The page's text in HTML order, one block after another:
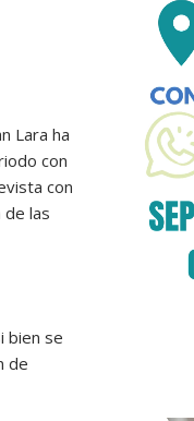
Lara ha
con
con
de las
bien se
de